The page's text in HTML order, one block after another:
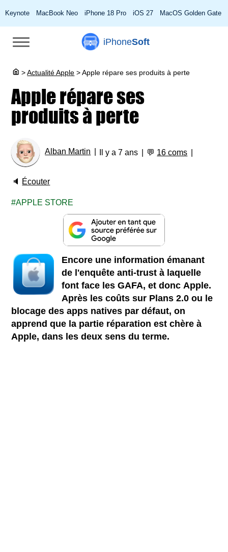
Keynote MacBook Neo iPhone 18 Pro iOS 27 MacOS Golden Gate
iPhoneSoft
> Actualité Apple >Apple répare ses produits à perte
Apple répare ses
produits à perte
Alban Martin Il y a 7 ans 💬 16 coms
🔈 Écouter
APPLE STORE
Encore une information émanant
de l'enquête anti-trust à laquelle
font face les GAFA, et donc Apple.
Après les coûts sur Plans 2.0 ou le
blocage des apps natives par défaut, on
apprend que la partie réparation est chère à
Apple, dans les deux sens du terme.